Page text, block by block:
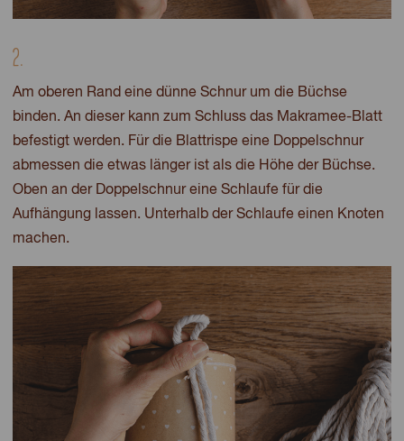
2.
Am oberen Rand eine dünne Schnur um die Büchse
binden. An dieser kann zum Schluss das Makramee-Blatt
befestigt werden. Für die Blattrispe eine Doppelschnur
abmessen die etwas länger ist als die Höhe der Büchse.
Oben an der Doppelschnur eine Schlaufe für die
Aufhängung lassen. Unterhalb der Schlaufe einen Knoten
machen.